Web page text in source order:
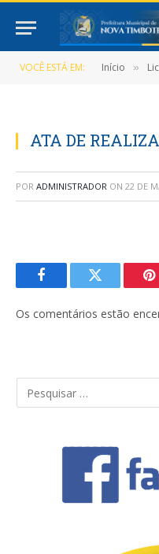
VOCÊ ESTÁ EM: Início »
ATA DE
POR ADMINISTRADOR ON 22 DE
FacebookTwitter
Os comentários estão